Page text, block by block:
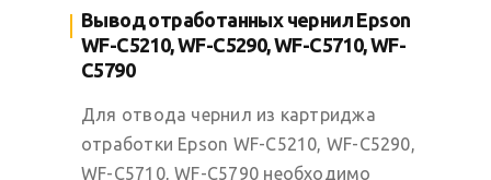
Вывод отработанных чернил Epson
WF-C5210, WF-C5290, WF-C5710, WF-
C5790
Для отвода чернил из картриджа
отработки Epson WF-C5210, WF-C5290,
WF-C5710, WF-C5790 необходимо